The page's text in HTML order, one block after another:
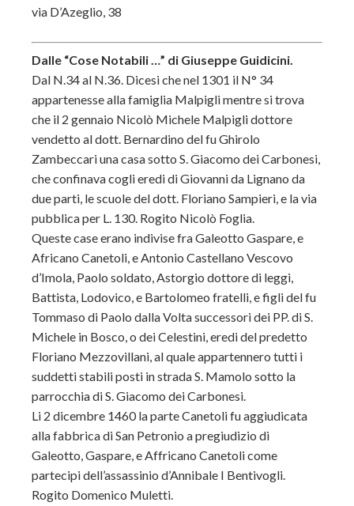
via D’Azeglio, 38
Dalle “Cose Notabili …” di Giuseppe Guidicini.
Dal N.34 al N.36. Dicesi che nel 1301 il N° 34
appartenesse alla famiglia Malpigli mentre si trova
che il 2 gennaio Nicolò Michele Malpigli dottore
vendetto al dott. Bernardino del fu Ghirolo
Zambeccari una casa sotto S. Giacomo dei Carbonesi,
che confinava cogli eredi di Giovanni da Lignano da
due parti, le scuole del dott. Floriano Sampieri, e la via
pubblica per L. 130. Rogito Nicolò Foglia.
Queste case erano indivise fra Galeotto Gaspare, e
Africano Canetoli, e Antonio Castellano Vescovo
d’Imola, Paolo soldato, Astorgio dottore di leggi,
Battista, Lodovico, e Bartolomeo fratelli, e figli del fu
Tommaso di Paolo dalla Volta successori dei PP. di S.
Michele in Bosco, o dei Celestini, eredi del predetto
Floriano Mezzovillani, al quale appartennero tutti i
suddetti stabili posti in strada S. Mamolo sotto la
parrocchia di S. Giacomo dei Carbonesi.
Li 2 dicembre 1460 la parte Canetoli fu aggiudicata
alla fabbrica di San Petronio a pregiudizio di
Galeotto, Gaspare, e Affricano Canetoli come
partecipi dell’assassinio d’Annibale I Bentivogli.
Rogito Domenico Muletti.